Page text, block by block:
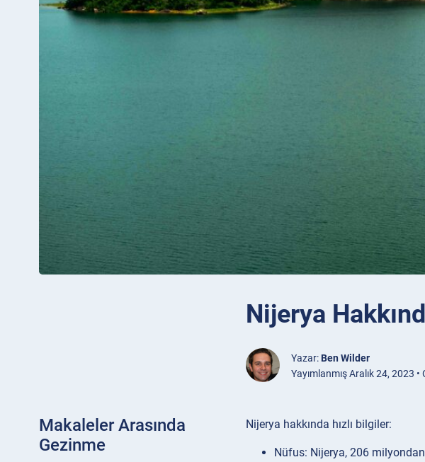
Nijerya
Yazar: Ben Wilder
Yayımlanmış Aralık 24, 2023
Makaleler Arasında
Gezinme
Nijerya hakkında hızlı bilgiler:
Nüfus: Nijerya, 206